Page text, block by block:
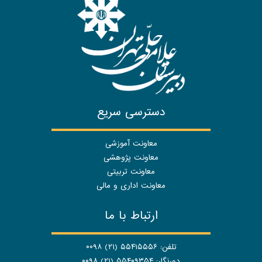
دسترسی سریع
معاونت آموزشی
معاونت پژوهشی
معاونت تربیتی
معاونت اداری و مالی
ارتباط با ما
تلفن: ۵۵۴۱۵۵۵۶ (۲۱) ۰۰۹۸